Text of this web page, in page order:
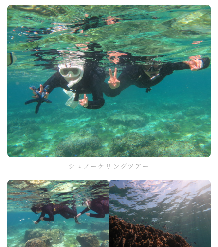
シュノーケリングツアー